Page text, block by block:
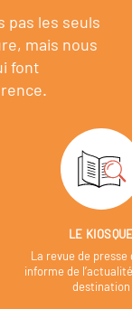
pas les seuls
mais nous
font
LE
La revue de presse
informe de
destination